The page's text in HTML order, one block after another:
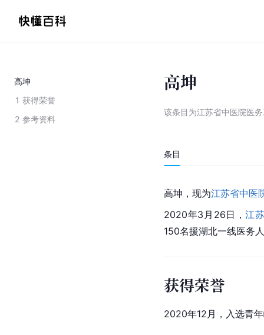
高坤
1 获得荣誉
2 参考资料
高坤
该条目为江苏省中医院医
条目
高坤，现为江苏省中医
2020年3月26日，江
150名援湖北一线医务
获得荣誉
2020年12月，入选青